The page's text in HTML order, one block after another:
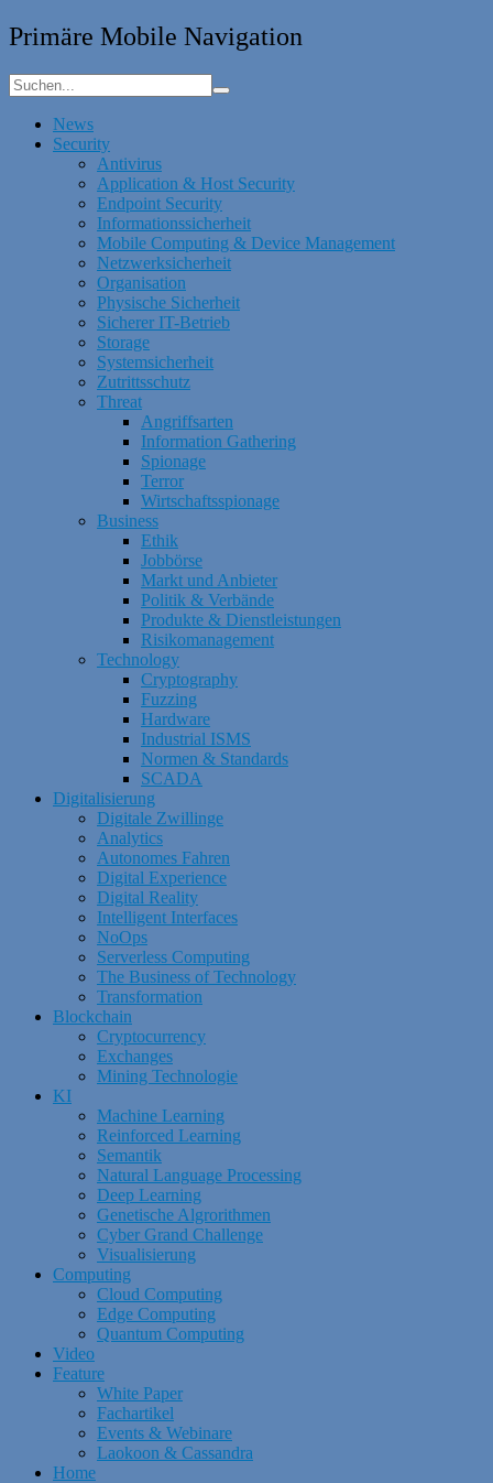
Primäre Mobile Navigation
News
Security
Antivirus
Application & Host Security
Endpoint Security
Informationssicherheit
Mobile Computing & Device Management
Netzwerksicherheit
Organisation
Physische Sicherheit
Sicherer IT-Betrieb
Storage
Systemsicherheit
Zutrittsschutz
Threat
Angriffsarten
Information Gathering
Spionage
Terror
Wirtschaftsspionage
Business
Ethik
Jobbörse
Markt und Anbieter
Politik & Verbände
Produkte & Dienstleistungen
Risikomanagement
Technology
Cryptography
Fuzzing
Hardware
Industrial ISMS
Normen & Standards
SCADA
Digitalisierung
Digitale Zwillinge
Analytics
Autonomes Fahren
Digital Experience
Digital Reality
Intelligent Interfaces
NoOps
Serverless Computing
The Business of Technology
Transformation
Blockchain
Cryptocurrency
Exchanges
Mining Technologie
KI
Machine Learning
Reinforced Learning
Semantik
Natural Language Processing
Deep Learning
Genetische Algrorithmen
Cyber Grand Challenge
Visualisierung
Computing
Cloud Computing
Edge Computing
Quantum Computing
Video
Feature
White Paper
Fachartikel
Events & Webinare
Laokoon & Cassandra
Home